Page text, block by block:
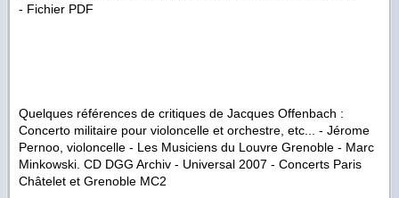
- Fichier PDF
Quelques références de critiques de Jacques Offenbach :
Concerto militaire pour violoncelle et orchestre, etc... - Jérome
Pernoo, violoncelle - Les Musiciens du Louvre Grenoble - Marc
Minkowski. CD DGG Archiv - Universal 2007 - Concerts Paris
Châtelet et Grenoble MC2